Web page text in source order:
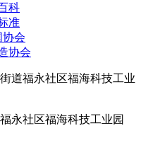
科
准
协会
协会
道福永社区福海科技工业
永社区福海科技工业园